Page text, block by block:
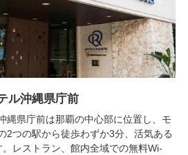
ル沖縄県庁前
縄県庁前は那覇の中心部に位置し、モ
2つの駅から徒歩わずか3分、活気ある
レストラン、館内全域での無料Wi-